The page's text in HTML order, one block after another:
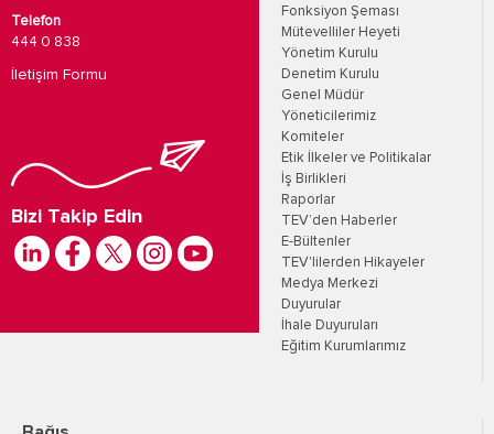
Telefon
444 0 838
İletişim Formu
Bizi Takip Edin
Fonksiyon Şeması
Mütevelliler Heyeti
Yönetim Kurulu
Denetim Kurulu
Genel Müdür
Yöneticilerimiz
Komiteler
Etik İlkeler ve Politikalar
İş Birlikleri
Raporlar
TEV’den Haberler
E-Bültenler
TEV'lilerden Hikayeler
Medya Merkezi
Duyurular
İhale Duyuruları
Eğitim Kurumlarımız